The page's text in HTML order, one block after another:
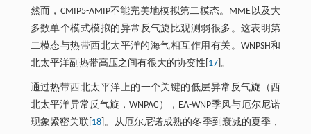
然而，CMIP5-AMIP不能完美地模拟第二模态。MME以及大
多数单个模式模拟的异常反气旋比观测弱很多。这表明第
二模态与热带西北太平洋的海气相互作用有关。WNPSH和
北太平洋副热带高压之间有很大的协变性[ 17]。
通过热带西北太平洋上的一个关键的低层异常反气旋（西
北太平洋异常反气旋，WNPAC），EA-WNP季风与厄尔尼诺
现象紧密关联[ 18 ]。从厄尔尼诺成熟的冬季到衰减的夏季，